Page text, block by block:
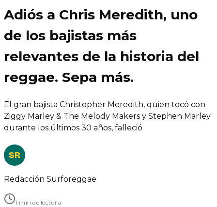
Adiós a Chris Meredith, uno
de los bajistas más
relevantes de la historia del
reggae. Sepa más.
El gran bajista Christopher Meredith, quien tocó con
Ziggy Marley & The Melody Makers y Stephen Marley
durante los últimos 30 años, falleció
SR
Redacción Surforeggae
1 min de lectura